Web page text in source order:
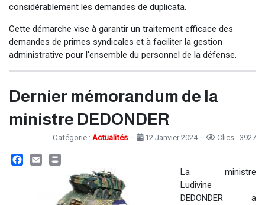
considérablement les demandes de duplicata.
Cette démarche vise à garantir un traitement efficace des
demandes de primes syndicales et à faciliter la gestion
administrative pour l'ensemble du personnel de la défense.
Dernier mémorandum de la
ministre DEDONDER
Catégorie : Actualités 12 Janvier 2024 Clics : 3927
La ministre
Ludivine
DEDONDER a